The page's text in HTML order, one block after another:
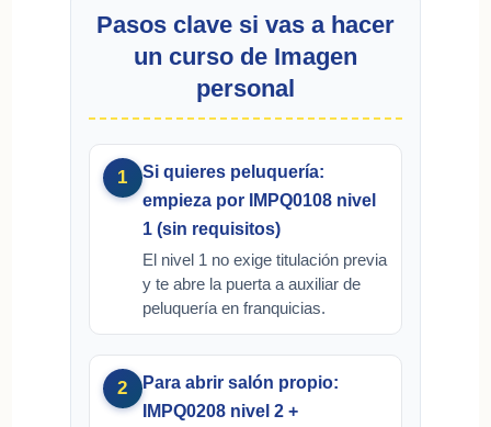
Pasos clave si vas a hacer
un curso de Imagen
personal
1
Si quieres peluquería:
empieza por IMPQ0108 nivel
1 (sin requisitos)
El nivel 1 no exige titulación previa
y te abre la puerta a auxiliar de
peluquería en franquicias.
2
Para abrir salón propio:
IMPQ0208 nivel 2 +